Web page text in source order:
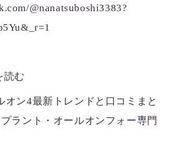
@nanatsuboshi3383?
読む
オン4最新トレンドと口コミまと
ラント・オールオンフォー専門